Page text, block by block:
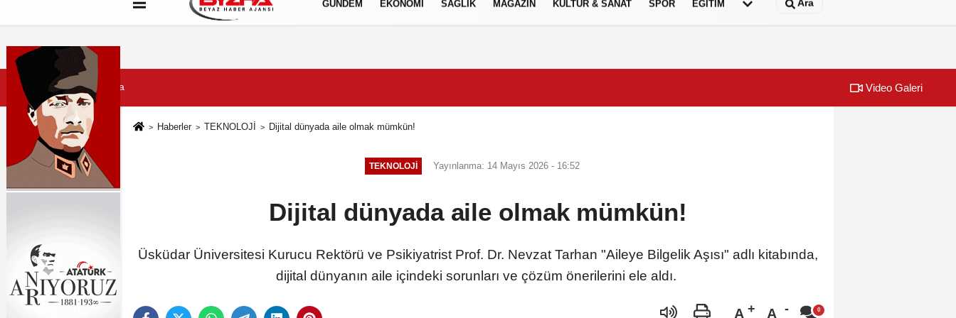
Hakkımızda Künye Çerez Politikası
GÜNDEM EKONOMİ SAĞLIK MAGAZİN KÜLTÜR & SANAT SPOR EĞİTİM Ara
7 Ağustos 2026, Cuma Video Galeri
Haberler TEKNOLOJİ Dijital dünyada aile olmak mümkün!
TEKNOLOJİ Yayınlanma: 14 Mayıs 2026 - 16:52
Dijital dünyada aile olmak mümkün!
Üsküdar Üniversitesi Kurucu Rektörü ve Psikiyatrist Prof. Dr. Nevzat Tarhan "Aileye Bilgelik Aşısı" adlı kitabında,
dijital dünyanın aile içindeki sorunları ve çözüm önerilerini ele aldı.
A A